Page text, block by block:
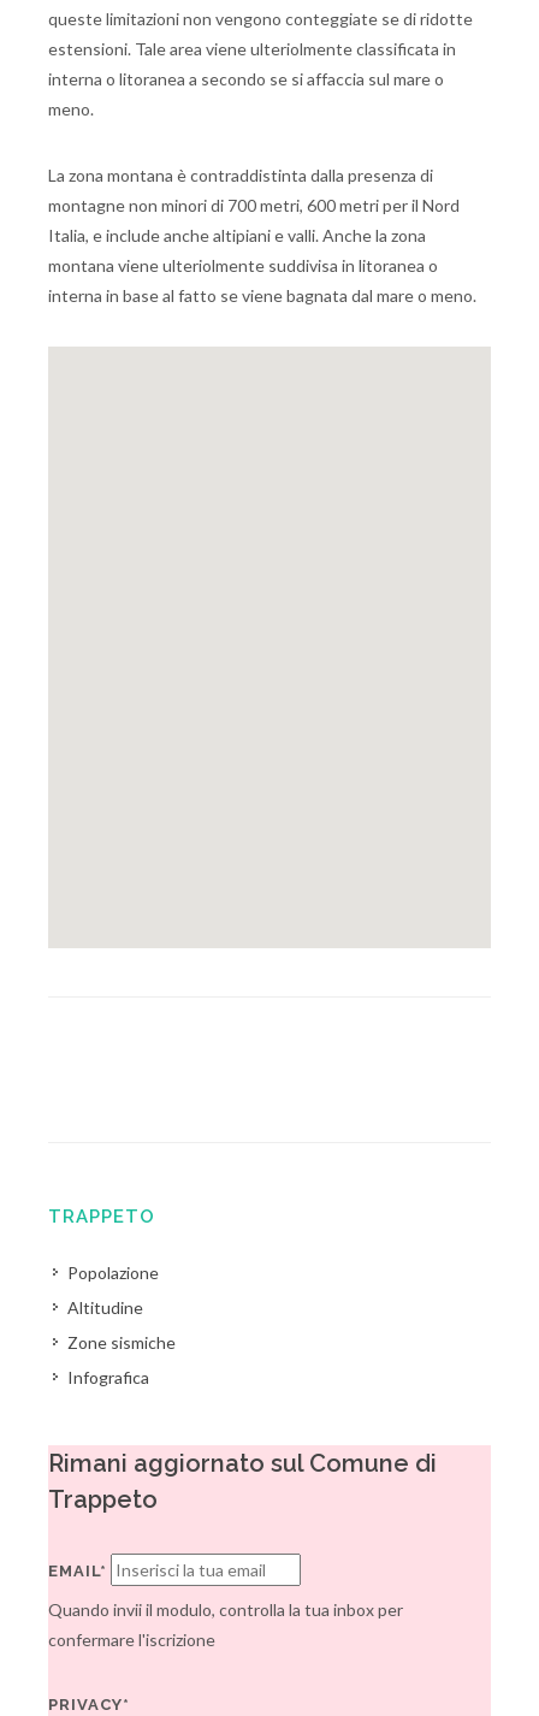
queste limitazioni non vengono conteggiate se di ridotte
estensioni. Tale area viene ulteriolmente classificata in
interna o litoranea a secondo se si affaccia sul mare o
meno.
La zona montana è contraddistinta dalla presenza di
montagne non minori di 700 metri, 600 metri per il Nord
Italia, e include anche altipiani e valli. Anche la zona
montana viene ulteriolmente suddivisa in litoranea o
interna in base al fatto se viene bagnata dal mare o meno.
TRAPPETO
Popolazione
Altitudine
Zone sismiche
Infografica
Rimani aggiornato sul Comune di
Trappeto
EMAIL*
Quando invii il modulo, controlla la tua inbox per
confermare l'iscrizione
PRIVACY*